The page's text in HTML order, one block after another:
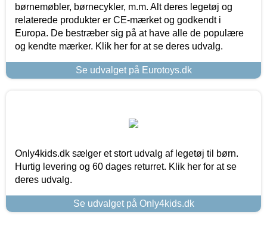
børnemøbler, børnecykler, m.m. Alt deres legetøj og
relaterede produkter er CE-mærket og godkendt i
Europa. De bestræber sig på at have alle de populære
og kendte mærker. Klik her for at se deres udvalg.
Se udvalget på Eurotoys.dk
Only4kids.dk sælger et stort udvalg af legetøj til børn.
Hurtig levering og 60 dages returret. Klik her for at se
deres udvalg.
Se udvalget på Only4kids.dk